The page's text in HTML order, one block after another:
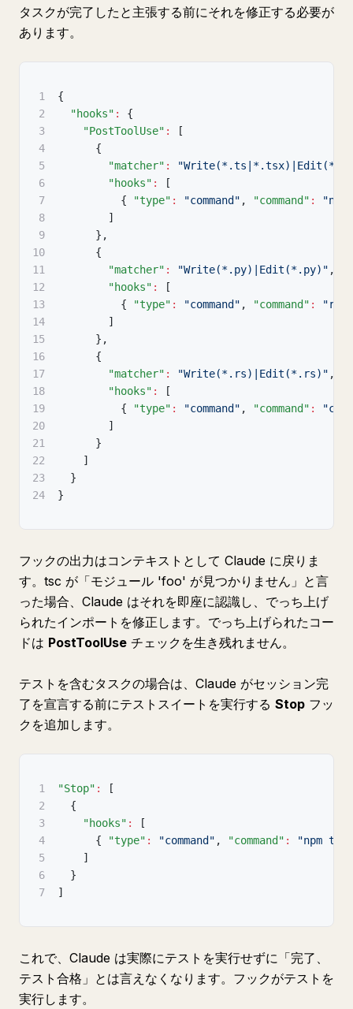
タスクが完了したと主張する前にそれを修正する必要が
あります。
1
{
2
"hooks" :
{
3
"PostToolUse" :
[
4
{
5
"matcher" :
6
"hooks" :
[
7
{ "type" : "command" , "command" :
8
]
9
} ,
10
{
11
"matcher" : "Write(*.py)|Edit(*.py)" ,
12
"hooks" :
[
13
{ "type" : "command" , "command" :
14
]
15
} ,
16
{
17
"matcher" : "Write(*.rs)|Edit(*.rs)" ,
18
"hooks" :
[
19
{ "type" : "command" , "command" :
20
]
21
}
22
]
23
}
24
}
フックの出力はコンテキストとして Claude に戻りま
す。tsc が「モジュール 'foo' が見つかりません」と言
った場合、Claude はそれを即座に認識し、でっち上げ
られたインポートを修正します。でっち上げられたコー
ドは PostToolUse チェックを生き残れません。
テストを含むタスクの場合は、Claude がセッション完
了を宣言する前にテストスイートを実行する Stop フッ
クを追加します。
1 "Stop" :
[
2
{
3
"hooks" :
[
4
{ "type" : "command" , "command" :
"npm
5
]
6
}
7
]
これで、Claude は実際にテストを実行せずに「完了、
テスト合格」とは言えなくなります。フックがテストを
実行します。